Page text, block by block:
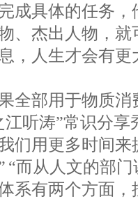
成具体的任务
、杰出人物，
，人生才会有
全部用于物质消
听涛”常识分享
们用更多时间
“而从人文的部
系有两个方面